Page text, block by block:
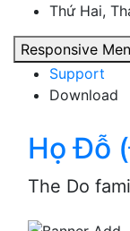
content
Thứ Hai,
Responsive
Support
Download
Họ Đỗ
The Do